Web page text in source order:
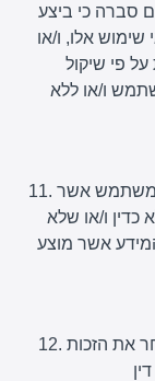
סברה כי ביצע
אלו, ו/או
פי שיקול
ו/או ללא
11. הנהלת האתר רשאית להסיר ו/או לחסום כל משתמש אשר
כדין ו/או שלא
אשר מוצע
12. כל שימוש לרעה מקנה לאתר או לכל גורם אחר את הזכות